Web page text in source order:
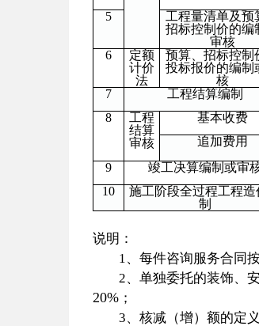
5
工程量清单及预
招标控制价的编
审核
6
定额
计价
法
预算、招标控制
投标报价的编制
核
7 工程结算编制
8
工程
结算
审核
基本收费
追加费用
9
竣工决算编制或审
10
施工阶段全过程工程造
制
说明：
1、每件咨询服务合同
2、单独委托的装饰、
20% ；
3、核减（增）额的定